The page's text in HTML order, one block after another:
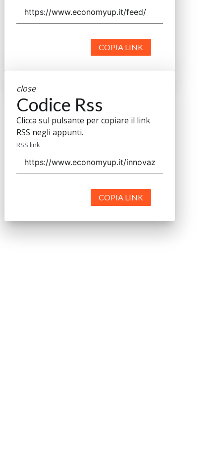
COPIA LINK
close
Codice Rss
Clicca sul pulsante per copiare il link
RSS negli appunti.
RSS link
COPIA LINK